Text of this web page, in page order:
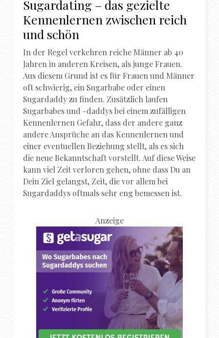
Sugardating – das gezielte
Kennenlernen zwischen reich
und schön
In der Regel verkehren reiche Männer ab 40
Jahren in anderen Kreisen, als junge Frauen.
Aus diesem Grund ist es für Frauen und Männer
oft schwierig, ein Sugarbabe oder einen
Sugardaddy zu finden. Zusätzlich laufen
Sugarbabes und -daddys bei einem zufälligen
Kennenlernen Gefahr, dass der andere ganz
andere Ansprüche an das Kennenlernen und
einer eventuellen Beziehung stellt, als es sich
die neue Bekanntschaft vorstellt. Auf diese Weise
kann viel Zeit verloren gehen, ohne dass Du an
Dein Ziel gelangst, Zeit, die vor allem bei
Sugardaddys oftmals sehr eng bemessen ist.
Anzeige